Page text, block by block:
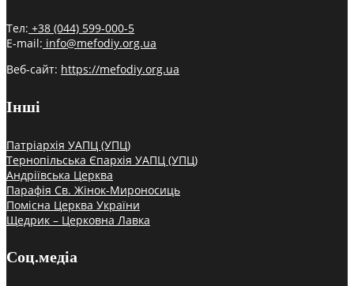
Тел: +38 (044) 599-000-5
E-mail: info@mefodiy.org.ua
Веб-сайт: https://mefodiy.org.ua
Інші
Патріархія УАПЦ (УПЦ)
Тернопільська Єпархія УАПЦ (УПЦ)
Андріївська Церква
Парафія Св. Жінок-Мироносиць
Помісна Церква України
Щедрик – Церковна Лавка
Соц.медіа